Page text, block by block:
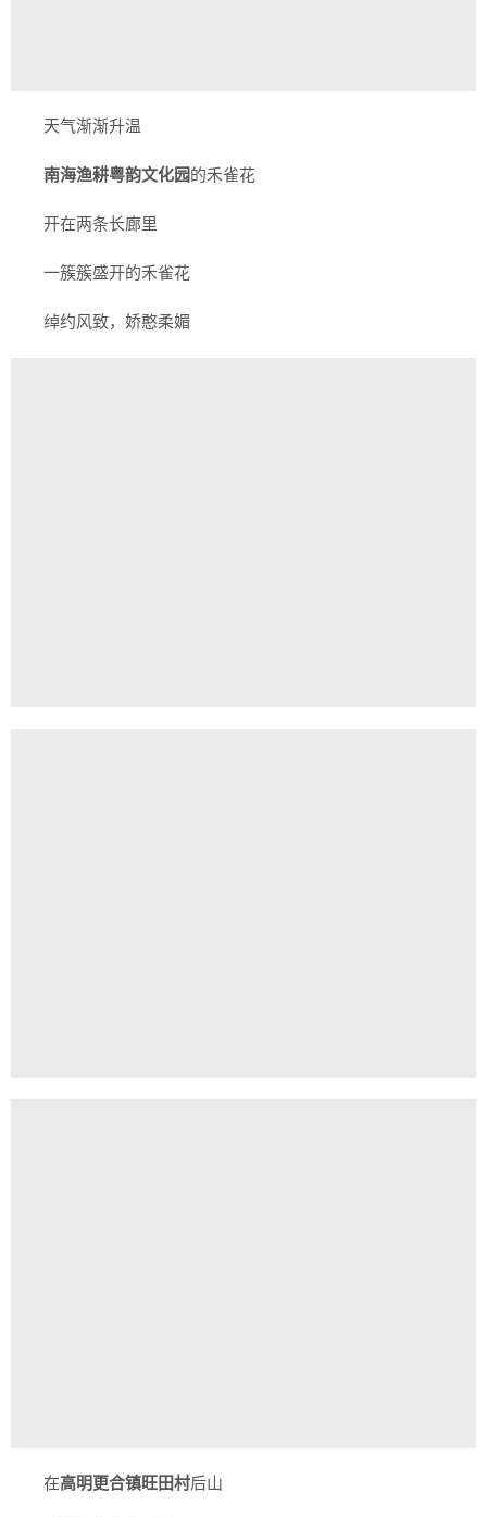
天气渐渐升温
南海渔耕粤韵文化园的禾雀花
开在两条长廊里
一簇簇盛开的禾雀花
绰约风致，娇憨柔媚
在高明更合镇旺田村后山